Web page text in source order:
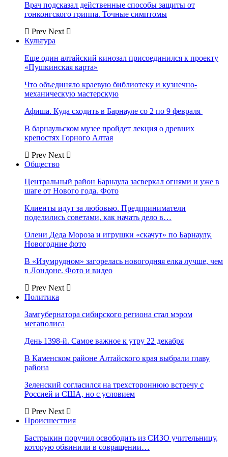
Врач подсказал действенные способы защиты от
гонконгского гриппа. Точные симптомы
Prev Next
Культура
Еще один алтайский кинозал присоединился к проекту
«Пушкинская карта»
Что объединяло краевую библиотеку и кузнечно-
механическую мастерскую
Афиша. Куда сходить в Барнауле со 2 по 9 февраля
В барнаульском музее пройдет лекция о древних
крепостях Горного Алтая
Prev Next
Общество
Центральный район Барнаула засверкал огнями и уже в
шаге от Нового года. Фото
Клиенты идут за любовью. Предприниматели
поделились советами, как начать дело в…
Олени Деда Мороза и игрушки «скачут» по Барнаулу.
Новогодние фото
В «Изумрудном» загорелась новогодняя елка лучше, чем
в Лондоне. Фото и видео
Prev Next
Политика
Замгубернатора сибирского региона стал мэром
мегаполиса
День 1398-й. Самое важное к утру 22 декабря
В Каменском районе Алтайского края выбрали главу
района
Зеленский согласился на трехстороннюю встречу с
Россией и США, но с условием
Prev Next
Происшествия
Бастрыкин поручил освободить из СИЗО учительницу,
которую обвинили в совращении…